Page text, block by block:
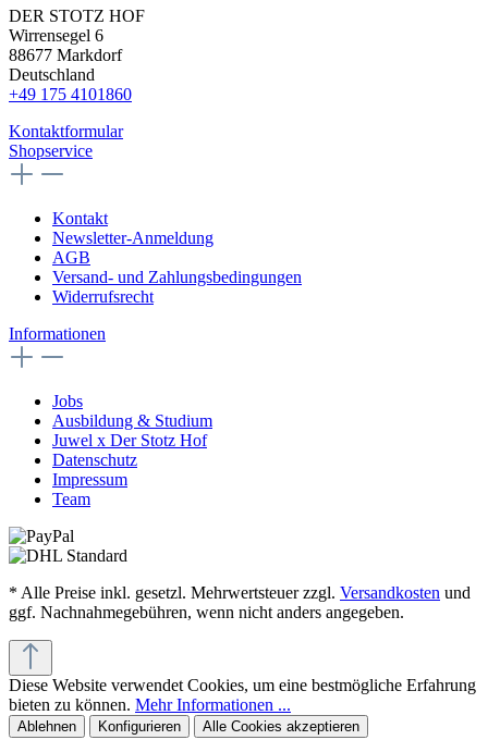
DER STOTZ HOF
Wirrensegel 6
88677 Markdorf
Deutschland
+49 175 4101860
Kontaktformular
Shopservice
Kontakt
Newsletter-Anmeldung
AGB
Versand- und Zahlungsbedingungen
Widerrufsrecht
Informationen
Jobs
Ausbildung & Studium
Juwel x Der Stotz Hof
Datenschutz
Impressum
Team
* Alle Preise inkl. gesetzl. Mehrwertsteuer zzgl. Versandkosten und
ggf. Nachnahmegebühren, wenn nicht anders angegeben.
Diese Website verwendet Cookies, um eine bestmögliche Erfahrung
bieten zu können. Mehr Informationen ...
Ablehnen Konfigurieren Alle Cookies akzeptieren